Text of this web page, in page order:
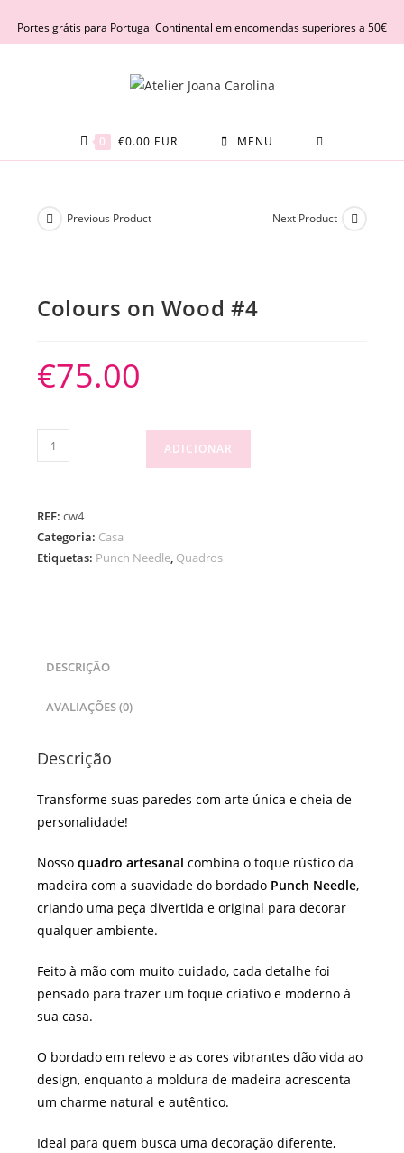
Portes grátis para Portugal Continental em encomendas superiores a 50€
0 €0.00 EUR MENU
Previous Product Next Product
Colours on Wood #4
€75.00
Quantidade
de
Wood
#4
ADICIONAR
REF:cw4
Categoria: Casa
Etiquetas: Punch Needle, Quadros
DESCRIÇÃO
AVALIAÇÕES (0)
Descrição
Transforme suas paredes com arte única e cheia de
personalidade!
Nossoquadro artesanal combina o toque rústico da
madeira com a suavidade do bordado Punch Needle,
criando uma peça divertida e original para decorar
qualquer ambiente.
Feito à mão com muito cuidado, cada detalhe foi
pensado para trazer um toque criativo e moderno à
sua casa.
O bordado em relevo e as cores vibrantes dão vida ao
design, enquanto a moldura de madeira acrescenta
um charme natural e autêntico.
Ideal para quem busca uma decoração diferente,